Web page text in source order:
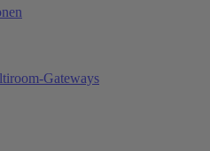
Gateways